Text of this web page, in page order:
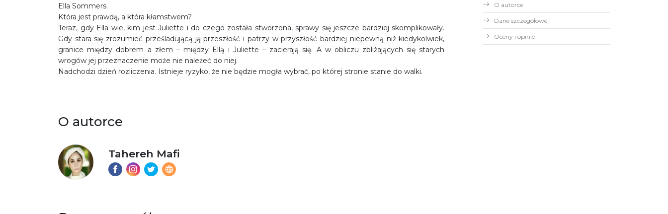
Ella Sommers.
Która jest prawdą, a która kłamstwem?
Teraz, gdy Ella wie, kim jest Juliette i do czego została stworzona, sprawy się jeszcze bardziej skomplikowały.
Gdy stara się zrozumieć prześladującą ją przeszłość i patrzy w przyszłość bardziej niepewną niż kiedykolwiek,
granice między dobrem a złem – między Ellą i Juliette – zacierają się. A w obliczu zbliżających się starych
wrogów jej przeznaczenie może nie należeć do niej.
Nadchodzi dzień rozliczenia. Istnieje ryzyko, że nie będzie mogła wybrać, po której stronie stanie do walki.
O autorce
Tahereh Mafi
O autorce
Dane szczegółowe
Oceny i opinie